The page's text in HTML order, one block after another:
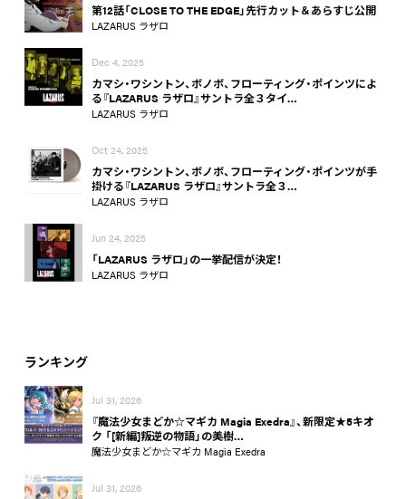
第12話「CLOSE TO THE EDGE」先行カット＆あらすじ公開
LAZARUS ラザロ
Dec 4, 2025
カマシ・ワシントン、ボノボ、フローティング・ポインツによ
る『LAZARUS ラザロ』サントラ全３タイ…
LAZARUS ラザロ
Oct 24, 2025
カマシ・ワシントン、ボノボ、フローティング・ポインツが手
掛ける『LAZARUS ラザロ』サントラ全３…
LAZARUS ラザロ
Jun 24, 2025
「LAZARUS ラザロ」の一挙配信が決定！
LAZARUS ラザロ
ランキング
Jul 31, 2026
『魔法少女まどか☆マギカ Magia Exedra』、新限定★5キオ
ク 「[新編]叛逆の物語」の美樹…
魔法少女まどか☆マギカ Magia Exedra
Jul 31, 2026